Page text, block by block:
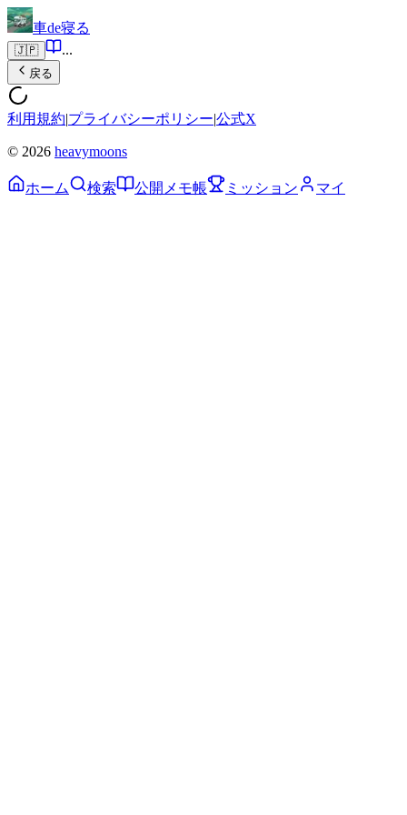
車de寝る
🇯🇵 ...
戻る
利用規約|プライバシーポリシー|公式X
© 2026 heavymoons
ホーム 検索 公開メモ帳 ミッション マイ